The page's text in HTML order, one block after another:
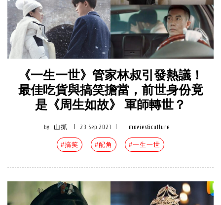
《一生一世》管家林叔引發熱議！
最佳吃貨與搞笑擔當，前世身份竟
是《周生如故》 軍師轉世？
by 山抓 23 Sep 2021 movies&culture
#搞笑 #配角 #一生一世